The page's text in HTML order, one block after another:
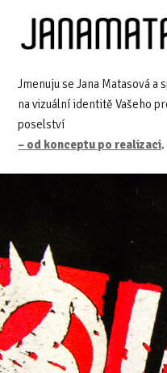
Jmenuju se Jana Matasová a
na vizuální identitě Vašeho
poselství
– od konceptu po realizaci.